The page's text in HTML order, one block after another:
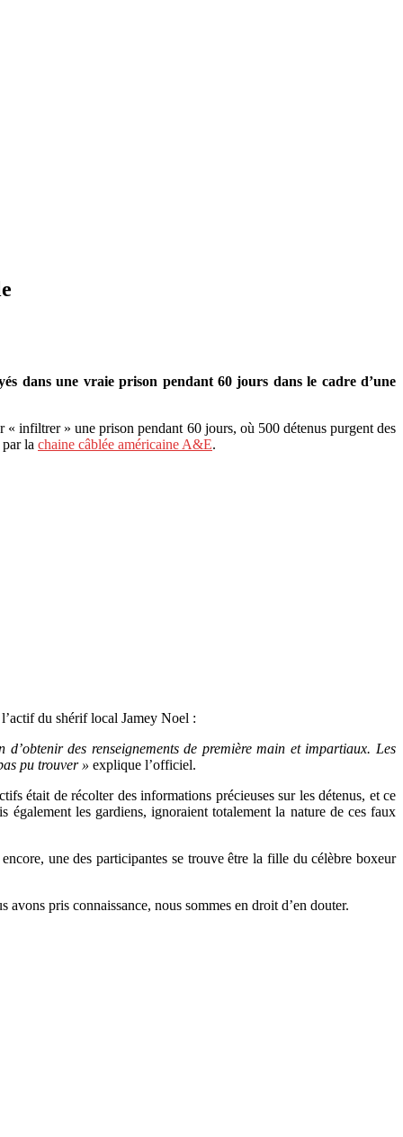
dans une vraie prison pendant 60 jours dans le cadre d’une
infiltrer » une prison pendant 60 jours, où 500 détenus purgent des
la chaine câblée américaine A&E.
du shérif local Jamey Noel :
des renseignements de première main et impartiaux. Les
pu trouver » explique l’officiel.
était de récolter des informations précieuses sur les détenus, et ce
également les gardiens, ignoraient totalement la nature de ces faux
une des participantes se trouve être la fille du célèbre boxeur
pris connaissance, nous sommes en droit d’en douter.